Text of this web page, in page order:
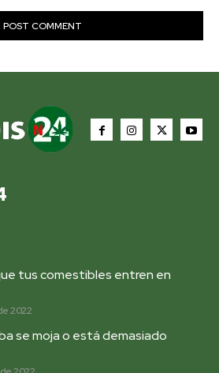
tus comestibles entren en
2022
se moja o está demasiado